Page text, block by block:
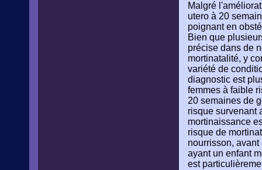
Malgré
utero à 20
poignant en
Bien que
précise dans de
mortinatalité, y
variété de
diagnostic est
femmes à faible
20 semaines de
risque survenant
mortinaissance
risque de
nourrisson,
ayant un enfant
est